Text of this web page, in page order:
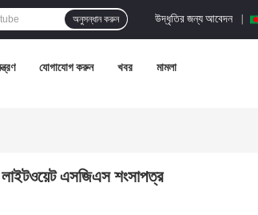
উদ্ধৃতির জন্য আবেদন |
অনুসন্ধান করুন
যোগাযোগ করুন খবর মামলা
লাইটওয়েট এসজিএস শংসাপত্র